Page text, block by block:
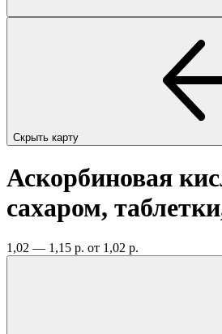
Скрыть карту
Аскорбиновая
сахаром,
1,02 — 1,15 р. от 1,02 р.